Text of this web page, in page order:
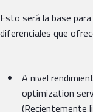
Esto será la base
diferenciales que
A nivel
optimization
(Recientemente